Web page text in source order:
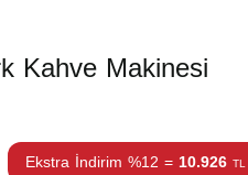
Kahve Makinesi
Ekstra İndirim %12 = 10.926 TL